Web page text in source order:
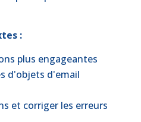
:
plus engageantes
d'objets d'email
et corriger les erreurs